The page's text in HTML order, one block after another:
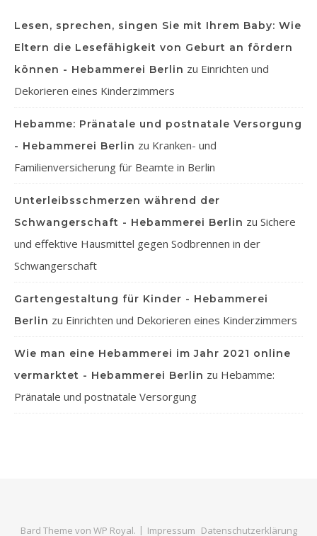
Lesen, sprechen, singen Sie mit Ihrem Baby: Wie
Eltern die Lesefähigkeit von Geburt an fördern
können - Hebammerei Berlin zu Einrichten und
Dekorieren eines Kinderzimmers
Hebamme: Pränatale und postnatale Versorgung
- Hebammerei Berlin zu Kranken- und
Familienversicherung für Beamte in Berlin
Unterleibsschmerzen während der
Schwangerschaft - Hebammerei Berlin zu Sichere
und effektive Hausmittel gegen Sodbrennen in der
Schwangerschaft
Gartengestaltung für Kinder - Hebammerei
Berlin zu Einrichten und Dekorieren eines Kinderzimmers
Wie man eine Hebammerei im Jahr 2021 online
vermarktet - Hebammerei Berlin zu Hebamme:
Pränatale und postnatale Versorgung
Bard Theme von WP Royal. Impressum Datenschutzerklärung